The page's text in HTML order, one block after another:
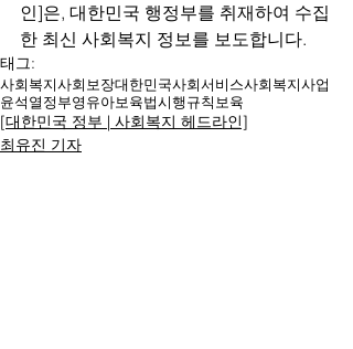
인]은, 대한민국 행정부를 취재하여 수집
한 최신 사회복지 정보를 보도합니다.
태그:
사회복지사회보장대한민국사회서비스사회복지사업
윤석열정부영유아보육법시행규칙 보육
[대한민국 정부 | 사회복지 헤드라인]
최유진 기자